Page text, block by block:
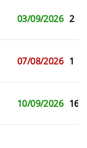
03/09/2026 2
07/08/2026 1
10/09/2026 16